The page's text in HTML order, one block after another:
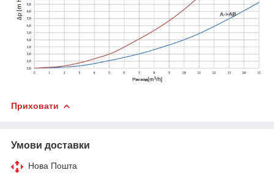
Приховати
Умови доставки
Нова Пошта